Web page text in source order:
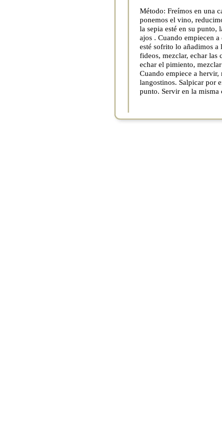
Método: Freímos en una
ponemos el vino,
la sepia esté en su punto,
ajos . Cuando empiecen
esté sofrito lo añadimos a
fideos, mezclar, echar las
echar el pimiento,
Cuando empiece a hervir,
langostinos. Salpicar por
punto. Servir en la misma